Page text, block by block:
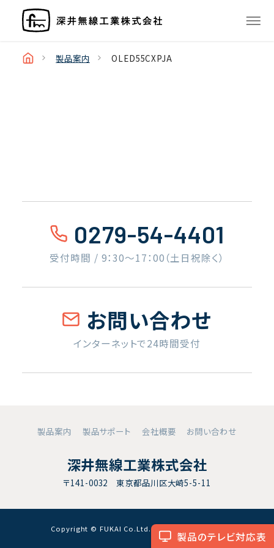
製品のテレビ対応表
製品案内 OLED55CXPJA
0279-54-4401
受付時間 / 9：30〜17：00（土日祝除く）
お問い合わせ
インターネットで24時間受付
製品案内 製品サポート 会社概要 お問い合わせ
深井無線工業株式会社
〒141-0032 東京都品川区大崎5-5-11
Copyright © FUKAI Co.Ltd. All RightsReserved.